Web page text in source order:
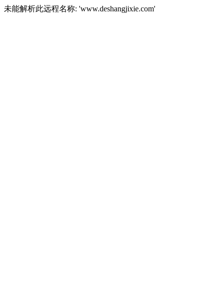
未能解析此远程名称: 'www.deshangjixie.com'